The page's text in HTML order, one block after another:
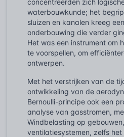
waterbouwkunde; het
sluizen en kanalen kreeg
onderbouwing die verder
Het was een instrument om
te voorspellen, om
ontwerpen.
Met het verstrijken van de
ontwikkeling van de
Bernoulli-principe ook een
analyse van gasstromen,
Windbelasting op
ventilatiesystemen, zelfs